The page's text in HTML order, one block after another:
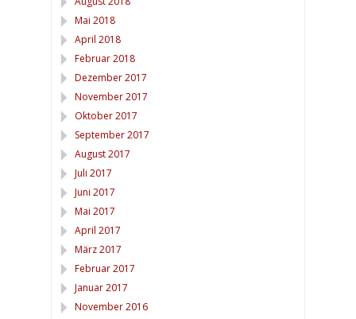
Mai 2018
April 2018
Februar 2018
Dezember 2017
November 2017
Oktober 2017
September 2017
August 2017
Juli 2017
Juni 2017
Mai 2017
April 2017
März 2017
Februar 2017
Januar 2017
November 2016